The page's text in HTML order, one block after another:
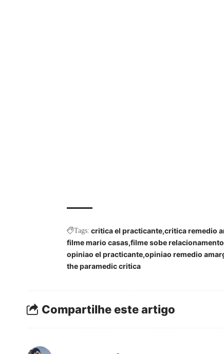
Tags: critica el practicante critica remedio
filme mario casas filme sobe
opiniao el practicante opiniao remedio
the paramedic critica
Compartilhe este artigo